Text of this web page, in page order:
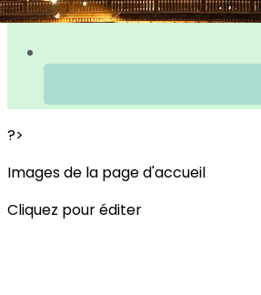
?>
Images de la page d'accueil
Cliquez pour éditer